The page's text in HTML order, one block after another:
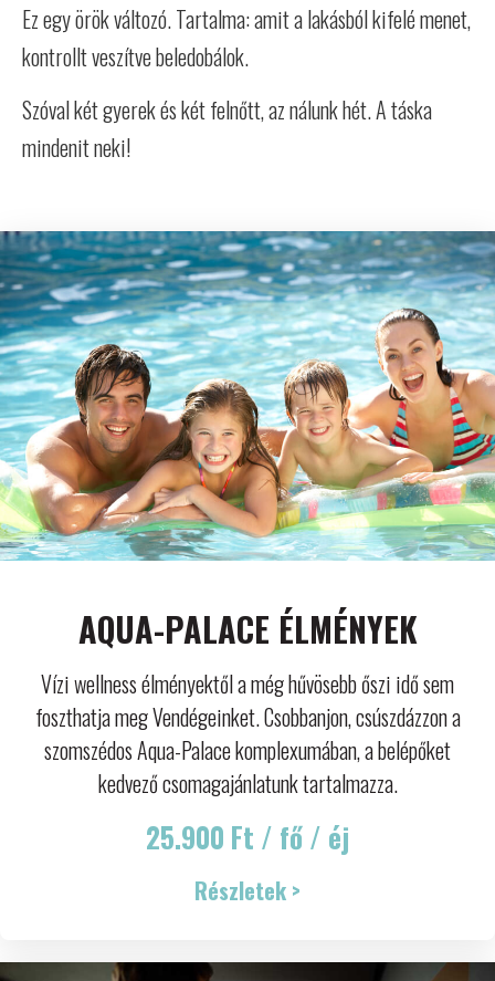
Ez egy örök változó. Tartalma: amit a lakásból kifelé menet,
kontrollt veszítve beledobálok.
Szóval két gyerek és két felnőtt, az nálunk hét. A táska
mindenit neki!
AQUA-PALACE ÉLMÉNYEK
Vízi wellness élményektől a még hűvösebb őszi idő sem
foszthatja meg Vendégeinket. Csobbanjon, csúszdázzon a
szomszédos Aqua-Palace komplexumában, a belépőket
kedvező csomagajánlatunk tartalmazza.
25.900 Ft / fő / éj
Részletek >